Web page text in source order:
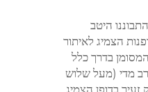
היטב
הצמיג לאיתור
בדרך כלל
מדי (מעל שלוש
בדופן הצמיג